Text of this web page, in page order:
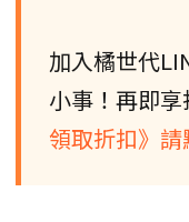
加入橘世代
小事！再即享
領取折扣》請